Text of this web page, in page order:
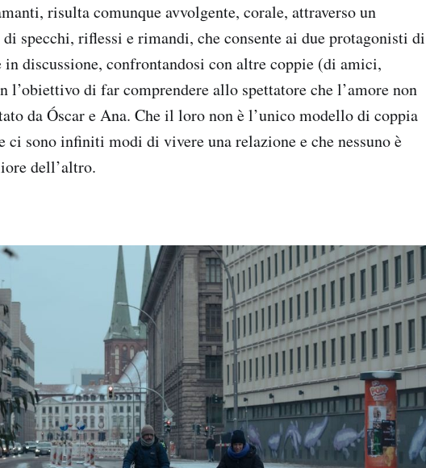
risulta comunque avvolgente, corale, attraverso un
specchi, riflessi e rimandi, che consente ai due protagonisti di
discussione, confrontandosi con altre coppie (di amici,
l’obiettivo di far comprendere allo spettatore che l’amore non
da Óscar e Ana. Che il loro non è l’unico modello di coppia
ci sono infiniti modi di vivere una relazione e che nessuno è
dell’altro.